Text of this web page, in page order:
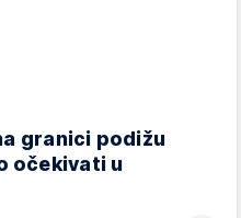
granici podižu
očekivati u